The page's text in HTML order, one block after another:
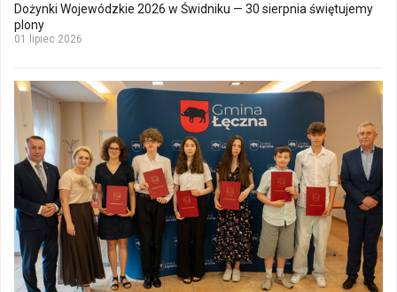
Dożynki Wojewódzkie 2026 w Świdniku — 30 sierpnia świętujemy
plony
01 lipiec 2026